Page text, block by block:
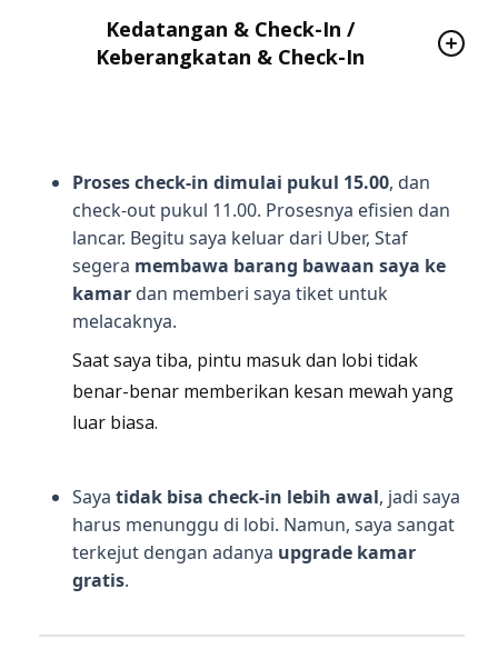
Kedatangan & Check-In /
Keberangkatan & Check-In
Proses check-in dimulai pukul 15.00, dan
check-out pukul 11.00. Prosesnya efisien dan
lancar. Begitu saya keluar dari Uber, Staf
segera membawa barang bawaan saya ke
kamardan memberi saya tiket untuk
melacaknya.
Saat saya tiba, pintu masuk dan lobi tidak
benar-benar memberikan kesan mewah yang
luar biasa.
Saya tidak bisa check-in lebih awal, jadi saya
harus menunggu di lobi. Namun, saya sangat
terkejut dengan adanya upgrade kamar
gratis.